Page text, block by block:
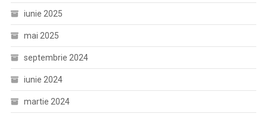
iunie 2025
mai 2025
septembrie 2024
iunie 2024
martie 2024